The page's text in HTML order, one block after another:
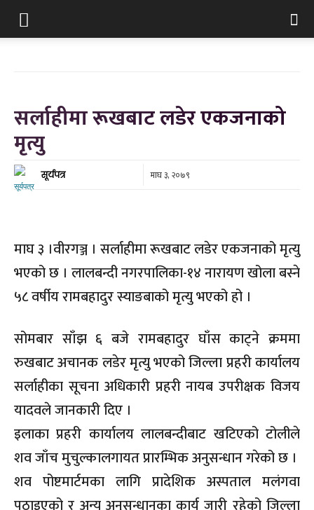
सर्लाहीमा रूखबाट लडेर एकजनाको
मृत्यु
सूर्यपत्र माघ ३, २०७९
माघ ३ ।वीरगञ्ज । सर्लाहीमा रूखबाट लडेर एकजनाको मृत्यु
भएको छ । लालबन्दी नगरपालिका-१४ नारायण खोला बस्ने
५८ वर्षीय रामबहादुर स्याङबाको मृत्यु भएको हो ।
सोमबार साँझ ६ बजे रामबहादुर घाँस काट्ने क्रममा
रुखबाट अचानक लडेर मृत्यु भएको जिल्ला प्रहरी कार्यालय
सर्लाहीका सूचना अधिकारी प्रहरी नायब उपरीक्षक विजय
यादवले जानकारी दिए ।
इलाका प्रहरी कार्यालय लालबन्दीबाट खटिएको टोलीले
शव जाँच मुचुल्कालगायत प्रारम्भिक अनुसन्धान गरेको छ ।
शव पोष्टमार्टमका लागि प्रादेशिक अस्पताल मलंगवा